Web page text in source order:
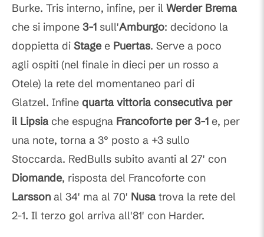
Burke. Tris interno, infine, per il Werder Brema
che si impone 3-1 sull'Amburgo: decidono la
doppietta di Stagee Puertas. Serve a poco
agli ospiti (nel finale in dieci per un rosso a
Otele) la rete del momentaneo pari di
Glatzel. Infine quarta vittoria consecutiva per
il Lipsia che espugna Francoforte per 3-1 e, per
una note, torna a 3° posto a +3 sullo
Stoccarda. RedBulls subito avanti al 27' con
Diomande, risposta del Francoforte con
Larsson al 34' ma al 70' Nusa trova la rete del
2-1. Il terzo gol arriva all'81' con Harder.